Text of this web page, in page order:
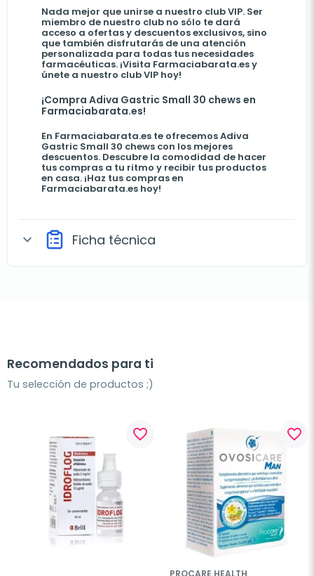
Nada mejor que unirse a nuestro club VIP. Ser
miembro de nuestro club no sólo te dará
acceso a ofertas y descuentos exclusivos, sino
que también disfrutarás de una atención
personalizada para todas tus necesidades
farmacéuticas. ¡Visita Farmaciabarata.es y
únete a nuestro club VIP hoy!
¡Compra Adiva Gastric Small 30 chews en
Farmaciabarata.es!
En Farmaciabarata.es te ofrecemos Adiva
Gastric Small 30 chews con los mejores
descuentos. Descubre la comodidad de hacer
tus compras a tu ritmo y recibir tus productos
en casa. ¡Haz tus compras en
Farmaciabarata.es hoy!
expand_more Ficha técnica
Recomendados para ti
Tu selección de productos ;)
favorite_border favorite_border
PROCARE HEALTH